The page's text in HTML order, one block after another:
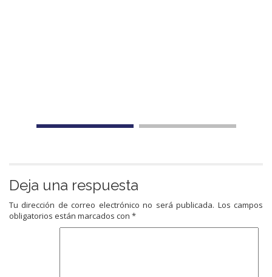
Deja una respuesta
Tu dirección de correo electrónico no será publicada. Los campos
obligatorios están marcados con *